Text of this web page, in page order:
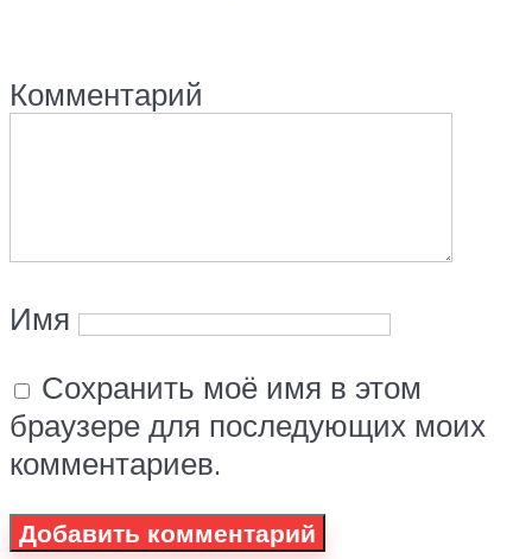
Комментарий
Имя
Сохранить моё имя в этом
браузере для последующих моих
комментариев.